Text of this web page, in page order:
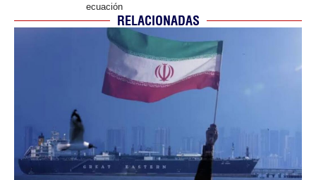
ecuación
RELACIONADAS